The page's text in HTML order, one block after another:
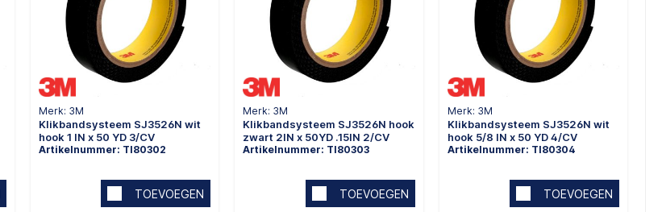
Merk: 3M
Klikbandsysteem SJ3526N wit
hook 1 IN x 50 YD 3/CV
Artikelnummer: TI80302
TOEVOEGEN
Merk: 3M
Klikbandsysteem SJ3526N hook
zwart 2IN x 50YD .15IN 2/CV
Artikelnummer: TI80303
TOEVOEGEN
Merk: 3M
Klikbandsysteem SJ3526N wit
hook 5/8 IN x 50 YD 4/CV
Artikelnummer: TI80304
TOEVOEGEN